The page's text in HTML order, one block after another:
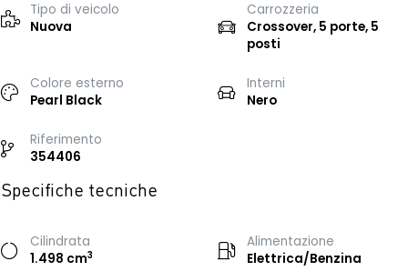
Tipo di veicolo
Nuova
Carrozzeria
Crossover, 5 porte, 5
posti
Colore esterno
Pearl Black
Interni
Nero
Riferimento
354406
Specifiche tecniche
Cilindrata
1.498 cm3
Alimentazione
Elettrica/Benzina